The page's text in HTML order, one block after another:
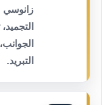
زانوسي
التبريد.